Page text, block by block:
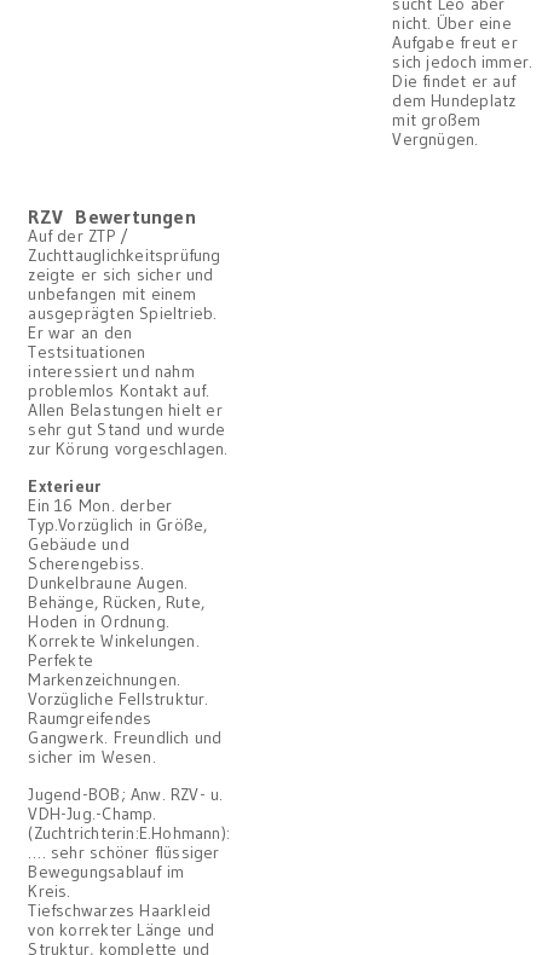
nicht. Über eine
Aufgabe freut er
sich jedoch immer.
Die findet er auf
dem Hundeplatz
mit großem
Vergnügen.
RZV Bewertungen
Auf der ZTP /
Zuchttauglichkeitsprüfung
zeigte er sich sicher und
unbefangen mit einem
ausgeprägten Spieltrieb.
Er war an den
Testsituationen
interessiert und nahm
problemlos Kontakt auf.
Allen Belastungen hielt er
sehr gut Stand und wurde
zur Körung vorgeschlagen.
Exterieur
Ein 16 Mon. derber
Typ.Vorzüglich in Größe,
Gebäude und
Scherengebiss.
Dunkelbraune Augen.
Behänge, Rücken, Rute,
Hoden in Ordnung.
Korrekte Winkelungen.
Perfekte
Markenzeichnungen.
Vorzügliche Fellstruktur.
Raumgreifendes
Gangwerk. Freundlich und
sicher im Wesen.
Jugend-BOB; Anw. RZV- u.
VDH-Jug.-Champ.
(Zuchtrichterin:E.Hohmann):
…. sehr schöner flüssiger
Bewegungsablauf im
Kreis.
Tiefschwarzes Haarkleid
von korrekter Länge und
Struktur, komplette und